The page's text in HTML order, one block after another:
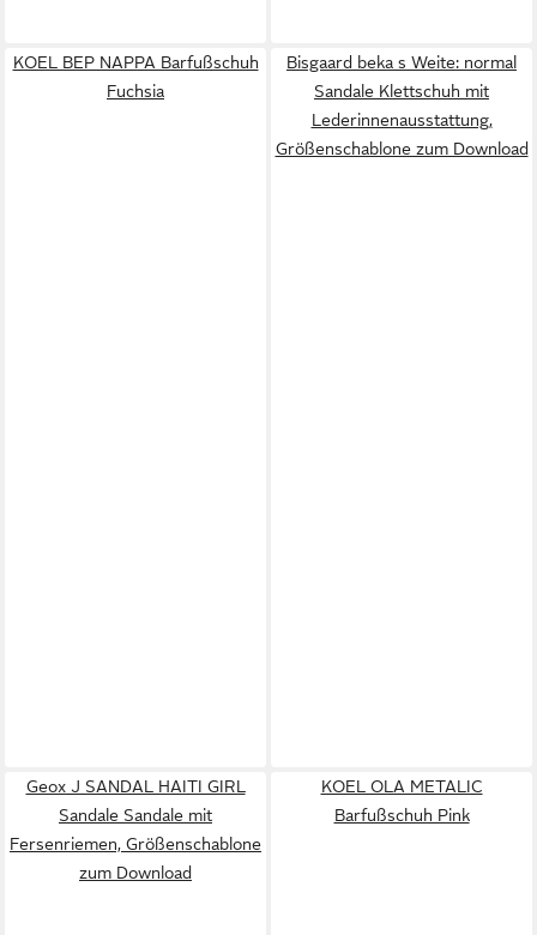
KOEL BEP NAPPA Barfußschuh
Fuchsia
Bisgaard beka s Weite: normal
Sandale Klettschuh mit
Lederinnenausstattung,
Größenschablone zum Download
Geox J SANDAL HAITI GIRL
Sandale Sandale mit
Fersenriemen, Größenschablone
zum Download
KOEL OLA METALIC
Barfußschuh Pink